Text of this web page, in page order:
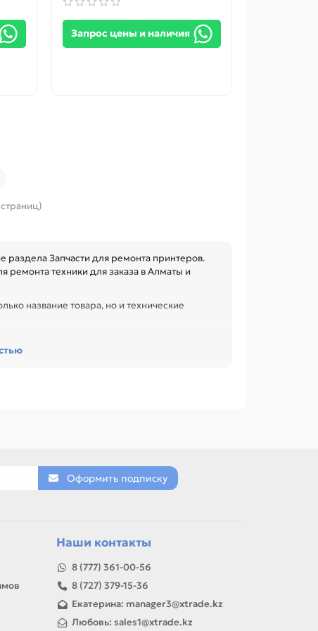
Запрос цены и наличия
раздела Запчасти для ремонта принтеров.
ремонта техники для заказа в Алматы и
название товара, но и технические
офиса, сервисного центра или
Оформить подписку
Наши контакты
8 (777) 361-00-56
8 (727) 379-15-36
Екатерина: manager3@xtrade.kz
Любовь: sales1@xtrade.kz